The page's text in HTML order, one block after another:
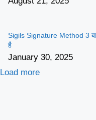
Sigils Signature Method 3
है
January 30, 2025
Load more